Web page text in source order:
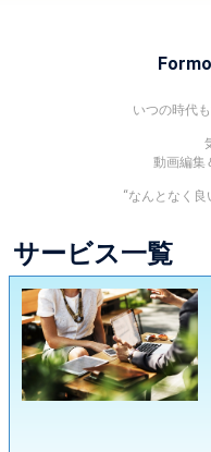
いつの時代
動画編集
“なんとなく良
サービス一覧